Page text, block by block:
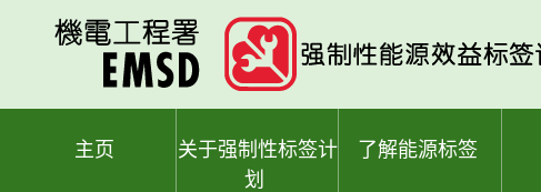
主页
关于强制性标签计
划
了解能源标签